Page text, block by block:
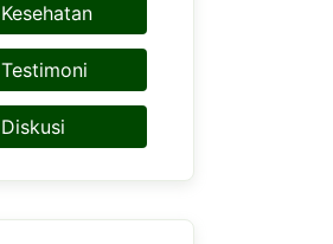
Kesehatan
Testimoni
Diskusi